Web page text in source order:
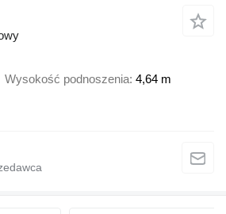
Wysokość podnoszenia 4,64 m